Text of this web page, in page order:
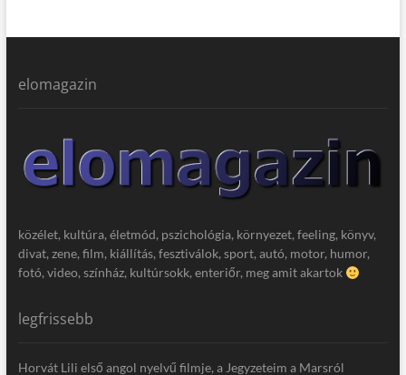
elomagazin
közélet, kultúra, életmód, pszichológia, környezet, feeling, könyv,
divat, zene, film, kiállítás, fesztiválok, sport, autó, motor, humor,
fotó, video, színház, kultúrsokk, enteriőr, meg amit akartok
legfrissebb
Horvát Lili első angol nyelvű filmje, a Jegyzeteim a Marsról